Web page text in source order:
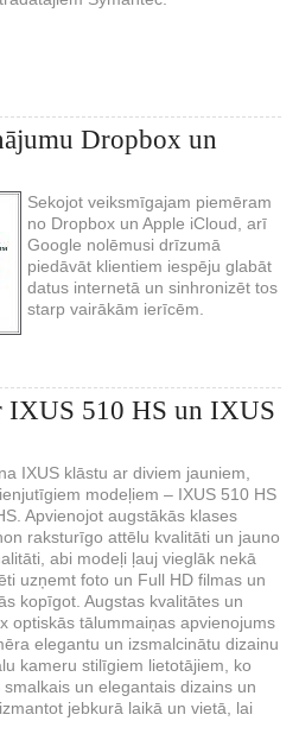
Dropbox un
Sekojot veiksmīgajam piemēram
no Dropbox un Apple iCloud, arī
Google nolēmusi drīzumā
piedāvāt klientiem iespēju glabāt
datus internetā un sinhronizēt tos
starp vairākām ierīcēm.
IXUS 510 HS un IXUS
IXUS klāstu ar diviem jauniem,
modeļiem – IXUS 510 HS
Apvienojot augstākās klases
raksturīgo attēlu kvalitāti un jauno
abi modeļi ļauj vieglāk nekā
uzņemt foto un Full HD filmas un
kopīgot. Augstas kvalitātes un
optiskās tālummaiņas apvienojums
elegantu un izsmalcinātu dizainu
kameru stilīgiem lietotājiem, ko
un elegantais dizains un
jebkurā laikā un vietā, lai